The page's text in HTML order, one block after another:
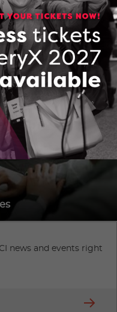
logos, photos
news and events right